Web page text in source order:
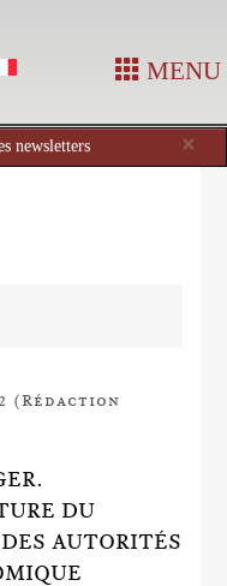
MENU
×
newsletters
(Rédaction
DU
AUTORITÉS